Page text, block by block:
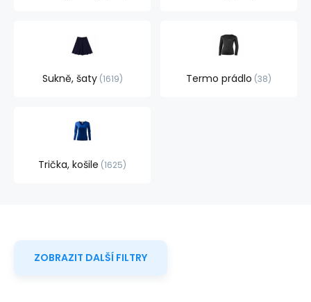
Sukně, šaty 1619 Termo prádlo 38
Trička, košile 1625
ZOBRAZIT DALŠÍ FILTRY